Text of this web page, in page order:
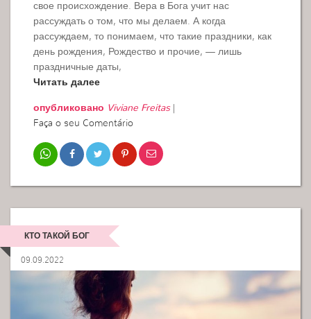
свое происхождение. Вера в Бога учит нас
рассуждать о том, что мы делаем. А когда
рассуждаем, то понимаем, что такие праздники, как
день рождения, Рождество и прочие, — лишь
праздничные даты,
Читать далее
опубликовано Viviane Freitas|
Faça o seu Comentário
КТО ТАКОЙ БОГ
09.09.2022